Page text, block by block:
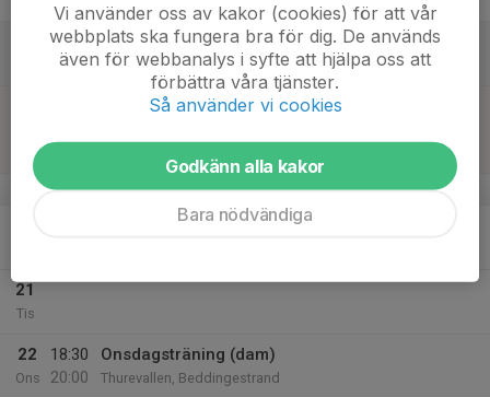
Match mot Skurups AIF
v.21
Måndagsträning
21
Tis
22
Ons
18:30
20:00
Onsdagsträning (dam)
Thurevallen, Beddingestrand
Vi använder oss av kakor (cookies) för att vår
webbplats ska fungera bra för dig. De används
även för webbanalys i syfte att hjälpa oss att
förbättra våra tjänster.
Så använder vi cookies
Godkänn alla kakor
Bara nödvändiga